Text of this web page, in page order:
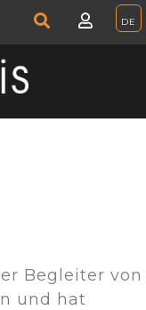
Begleiter von
und hat